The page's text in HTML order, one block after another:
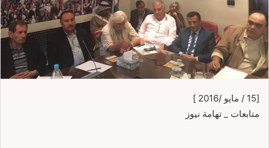
[15 / مايو /2016 ]
متابعات _ تهامة نيوز